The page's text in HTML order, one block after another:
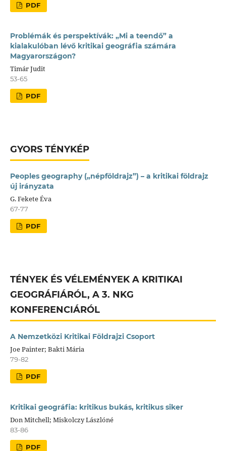
PDF
Problémák és perspektívák: „Mi a teendő” a
kialakulóban lévő kritikai geográfia számára
Magyarországon?
Timár Judit
53-65
PDF
GYORS TÉNYKÉP
Peoples geography („népföldrajz”) – a kritikai földrajz
új irányzata
G. Fekete Éva
67-77
PDF
TÉNYEK ÉS VÉLEMÉNYEK A KRITIKAI
GEOGRÁFIÁRÓL, A 3. NKG
KONFERENCIÁRÓL
A Nemzetközi Kritikai Földrajzi Csoport
Joe Painter; Bakti Mária
79-82
PDF
Kritikai geográfia: kritikus bukás, kritikus siker
Don Mitchell; Miskolczy Lászlóné
83-86
PDF